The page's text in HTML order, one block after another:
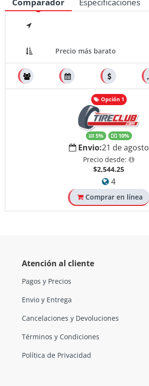
Opción 1
5% 10%
Envio:21 de agosto
Precio desde:
$2,544.25
4
Comprar en línea
Atención al cliente
Pagos y Precios
Envio y Entrega
Cancelaciones y Devoluciones
Términos y Condiciones
Política de Privacidad